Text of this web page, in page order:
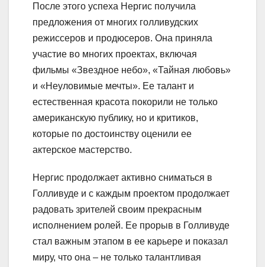
После этого успеха Нергис получила
предложения от многих голливудских
режиссеров и продюсеров. Она приняла
участие во многих проектах, включая
фильмы «Звездное небо», «Тайная любовь»
и «Неуловимые мечты». Ее талант и
естественная красота покорили не только
американскую публику, но и критиков,
которые по достоинству оценили ее
актерское мастерство.
Нергис продолжает активно сниматься в
Голливуде и с каждым проектом продолжает
радовать зрителей своим прекрасным
исполнением ролей. Ее прорыв в Голливуде
стал важным этапом в ее карьере и показал
миру, что она – не только талантливая